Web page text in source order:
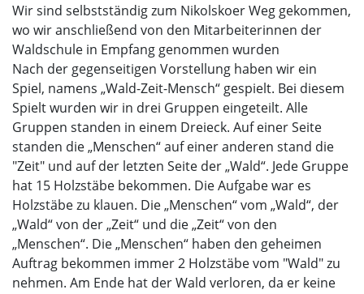
Wir sind selbstständig zum Nikolskoer Weg gekommen,
wo wir anschließend von den Mitarbeiterinnen der
Waldschule in Empfang genommen wurden
Nach der gegenseitigen Vorstellung haben wir ein
Spiel, namens „Wald-Zeit-Mensch“ gespielt. Bei diesem
Spielt wurden wir in drei Gruppen eingeteilt. Alle
Gruppen standen in einem Dreieck. Auf einer Seite
standen die „Menschen“ auf einer anderen stand die
"Zeit" und auf der letzten Seite der „Wald“. Jede Gruppe
hat 15 Holzstäbe bekommen. Die Aufgabe war es
Holzstäbe zu klauen. Die „Menschen“ vom „Wald“, der
„Wald“ von der „Zeit“ und die „Zeit“ von den
„Menschen“. Die „Menschen“ haben den geheimen
Auftrag bekommen immer 2 Holzstäbe vom "Wald" zu
nehmen. Am Ende hat der Wald verloren, da er keine